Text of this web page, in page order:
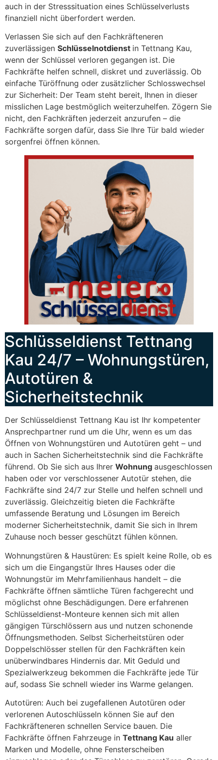
auch in der Stresssituation eines Schlüsselverlusts
finanziell nicht überfordert werden.
Verlassen Sie sich auf den Fachkräfteneren
zuverlässigen Schlüsselnotdienst in Tettnang Kau,
wenn der Schlüssel verloren gegangen ist. Die
Fachkräfte helfen schnell, diskret und zuverlässig. Ob
einfache Türöffnung oder zusätzlicher Schlosswechsel
zur Sicherheit: Der Team steht bereit, Ihnen in dieser
misslichen Lage bestmöglich weiterzuhelfen. Zögern Sie
nicht, den Fachkräften jederzeit anzurufen – die
Fachkräfte sorgen dafür, dass Sie Ihre Tür bald wieder
sorgenfrei öffnen können.
Schlüsseldienst Tettnang
Kau 24/7 – Wohnungstüren,
Autotüren &
Sicherheitstechnik
Der Schlüsseldienst Tettnang Kau ist Ihr kompetenter
Ansprechpartner rund um die Uhr, wenn es um das
Öffnen von Wohnungstüren und Autotüren geht – und
auch in Sachen Sicherheitstechnik sind die Fachkräfte
führend. Ob Sie sich aus Ihrer Wohnung ausgeschlossen
haben oder vor verschlossener Autotür stehen, die
Fachkräfte sind 24/7 zur Stelle und helfen schnell und
zuverlässig. Gleichzeitig bieten die Fachkräfte
umfassende Beratung und Lösungen im Bereich
moderner Sicherheitstechnik, damit Sie sich in Ihrem
Zuhause noch besser geschützt fühlen können.
Wohnungstüren & Haustüren: Es spielt keine Rolle, ob es
sich um die Eingangstür Ihres Hauses oder die
Wohnungstür im Mehrfamilienhaus handelt – die
Fachkräfte öffnen sämtliche Türen fachgerecht und
möglichst ohne Beschädigungen. Dere erfahrenen
Schlüsseldienst-Monteure kennen sich mit allen
gängigen Türschlössern aus und nutzen schonende
Öffnungsmethoden. Selbst Sicherheitstüren oder
Doppelschlösser stellen für den Fachkräften kein
unüberwindbares Hindernis dar. Mit Geduld und
Spezialwerkzeug bekommen die Fachkräfte jede Tür
auf, sodass Sie schnell wieder ins Warme gelangen.
Autotüren: Auch bei zugefallenen Autotüren oder
verlorenen Autoschlüsseln können Sie auf den
Fachkräfteneren schnellen Service bauen. Die
Fachkräfte öffnen Fahrzeuge in Tettnang Kau aller
Marken und Modelle, ohne Fensterscheiben